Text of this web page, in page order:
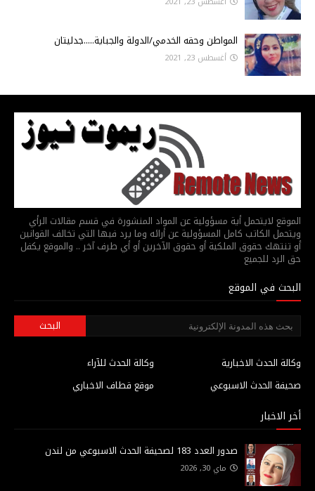
المواطن وحقه الخدمي/الدولة والجباية.....جدليتان
أغسطس 23, 2021
الموقع لايتحمل أية مسؤولية عن المواد المنشورة في قسم مقالات الرأي
ويتحمل الكاتب كامل المسؤولية عن أرائه وما يرد فيها التي تخالف القوانين
أو تنتهك حقوق الملكية أو حقوق الآخرين أو أي طرف آخر .. والموقع يكفل
حق الرد للجميع
البحث في الموقع
وكالة الحدث للآراء
وكالة الحدث الاخبارية
موقع قطاف الاخباري
صحيفة الحدث الاسبوعي
أخر الاخبار
صدور العدد 183 لصحيفة الحدث الاسبوعي من لندن
ماي 30, 2026